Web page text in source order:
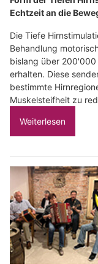
Echtzeit an die
Die Tiefe
Behandlung
bislang über
erhalten. Diese
bestimmte
Muskelsteifheit zu
Weiterlesen